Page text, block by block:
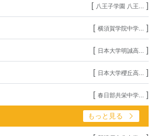
[ 八王子学園 八王... ]
[ 横須賀学院中学... ]
[ 日本大学明誠高... ]
[ 日本大学櫻丘高... ]
[ 春日部共栄中学... ]
もっと見る